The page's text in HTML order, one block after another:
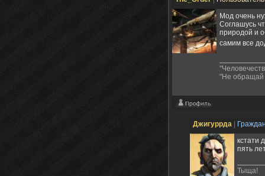
Мод очень
Соглашусь
природой и
самим все
"Не обращай
Джигуррда
кстати
пять
Тыща!